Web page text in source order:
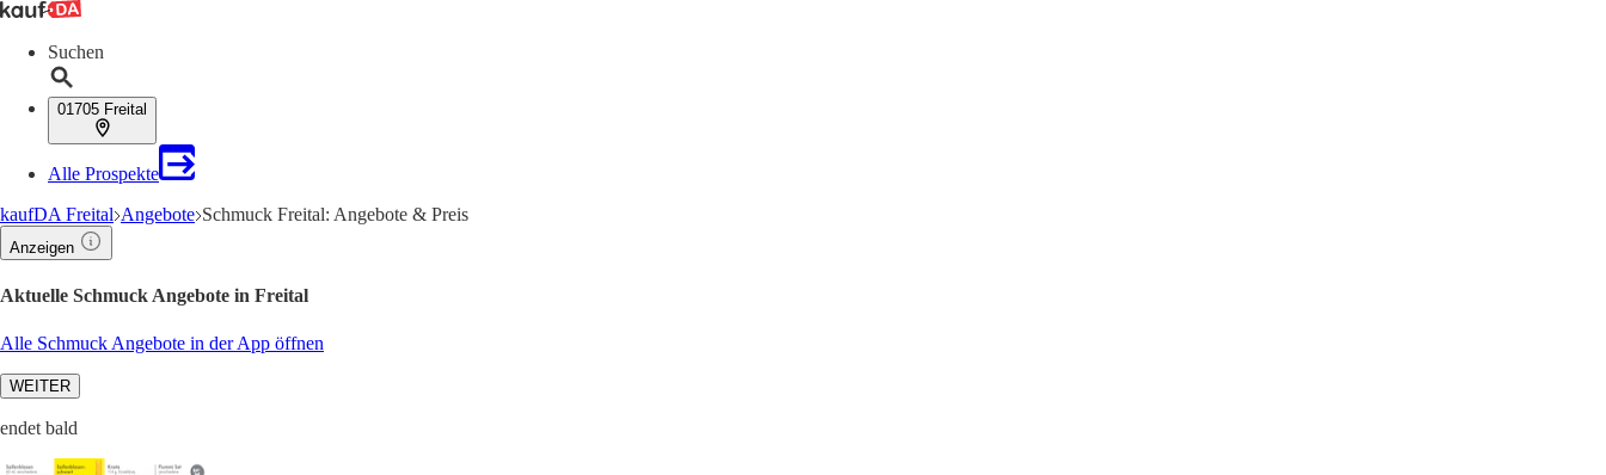
Suchen
01705 Freital
Alle Prospekte
kaufDA Freital Angebote Schmuck Freital: Angebote & Preis
Anzeigen
Aktuelle Schmuck Angebote in Freital
Alle Schmuck Angebote in der App öffnen
WEITER
endet bald